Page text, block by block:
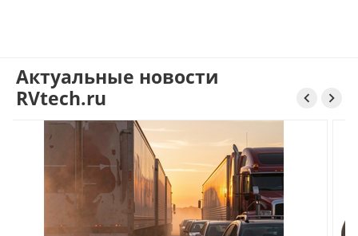
Актуальные новости
RVtech.ru
 